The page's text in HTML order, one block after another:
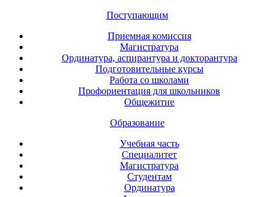
Поступающим
Приемная комиссия
Магистратура
Ординатура, аспирантура и докторантура
Подготовительные курсы
Работа со школами
Профориентация для школьников
Общежитие
Образование
Учебная часть
Специалитет
Магистратура
Студентам
Ординатура